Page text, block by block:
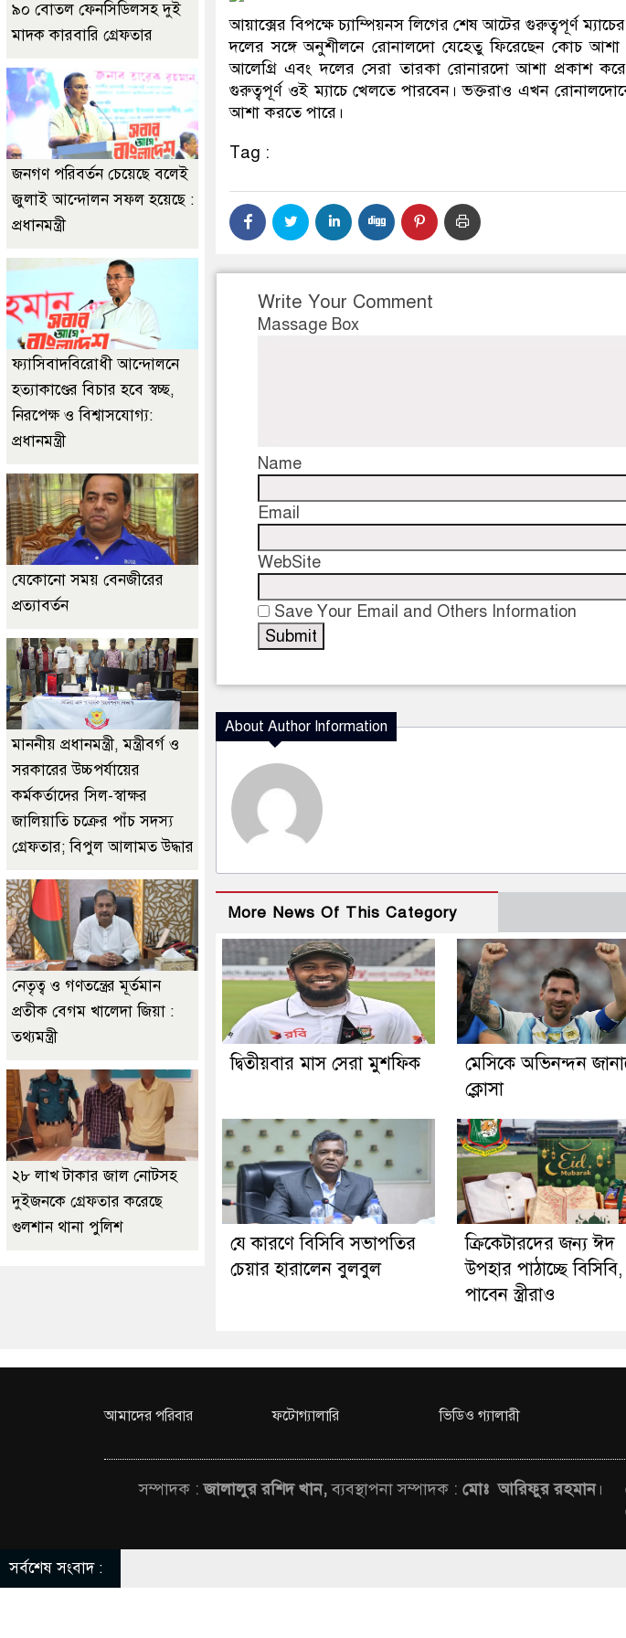
আয়াক্সের বিপক্ষে চ্যাম্পিয়নস লিগের শেষ আটের গুরুত্বপূর্ণ
দলের সঙ্গে অনুশীলনে রোনালদো যেহেতু ফিরেছেন কোচ
আলেগ্রি এবং দলের সেরা তারকা রোনারদো আশা প্রকাশ
গুরুত্বপূর্ণ ওই ম্যাচে খেলতে পারবেন। ভক্তরাও এখন
আশা করতে পারে।
Tag :
Write Your Comment
Massage Box
Name
Email
WebSite
Save Your Email and Others Information
About Author Information
More News Of This Category
দ্বিতীয়বার মাস সেরা মুশফিক
মেসিকে অভিনন্দন
ক্লোসা
যে কারণে বিসিবি সভাপতির
চেয়ার হারালেন বুলবুল
ক্রিকেটারদের জন্য ঈদ
উপহার পাঠাচ্ছে বিসিবি,
পাবেন স্ত্রীরাও
৯০ বোতল ফেনসিডিলসহ দুই
মাদক কারবারি গ্রেফতার
জনগণ পরিবর্তন চেয়েছে বলেই
জুলাই আন্দোলন সফল হয়েছে :
প্রধানমন্ত্রী
ফ্যাসিবাদবিরোধী আন্দোলনে
হত্যাকাণ্ডের বিচার হবে স্বচ্ছ,
নিরপেক্ষ ও বিশ্বাসযোগ্য:
প্রধানমন্ত্রী
যেকোনো সময় বেনজীরের
প্রত্যাবর্তন
মাননীয় প্রধানমন্ত্রী, মন্ত্রীবর্গ ও
সরকারের উচ্চপর্যায়ের
কর্মকর্তাদের সিল-স্বাক্ষর
জালিয়াতি চক্রের পাঁচ সদস্য
গ্রেফতার; বিপুল আলামত উদ্ধার
নেতৃত্ব ও গণতন্ত্রের মূর্তমান
প্রতীক বেগম খালেদা জিয়া :
তথ্যমন্ত্রী
২৮ লাখ টাকার জাল নোটসহ
দুইজনকে গ্রেফতার করেছে
গুলশান থানা পুলিশ
আমাদের পরিবার ফটোগ্যালারি ভিডিও গ্যালারী
সম্পাদক :জালালুর রশিদ খান,ব্যবস্থাপনা সম্পাদক : মোঃ আরিফুর রহমান।
© All rights reserved © News Voice of
সর্বশেষ সংবাদ :